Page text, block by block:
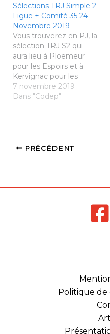
ICI
Sélections TRJ Simple 2
Ligue + Comité 35 24
Novembre 2019
Vous trouverez en PJ, la
sélection TRJ S2 qui
aura lieu à Ploemeur
pour les Espoirs et à
Kervignac pour les
Élites
http://badminton35.fr/w
novembre-2019-1.xls
pour le Mardi 12
etd35@codep35badmin
7 novembre 2019
Dans "Codep"
PRÉCÉDENT
Politique